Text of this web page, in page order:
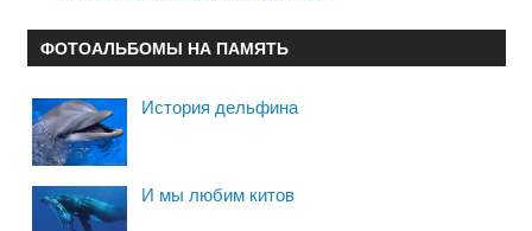
ФОТОАЛЬБОМЫ НА ПАМЯТЬ
История дельфина
И мы любим китов